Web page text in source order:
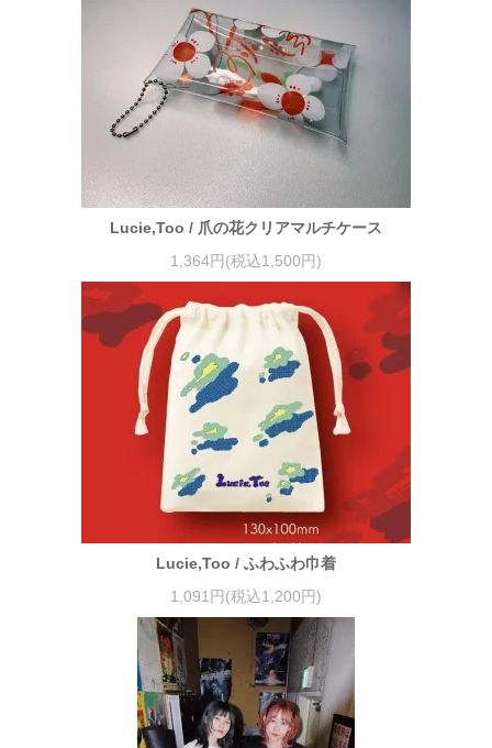
Lucie,Too / 爪の花クリアマルチケース
1,364円(税込1,500円)
Lucie,Too / ふわふわ巾着
1,091円(税込1,200円)